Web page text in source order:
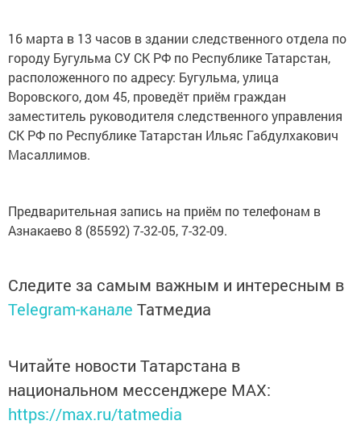
16 марта в 13 часов в здании следственного отдела по
городу Бугульма СУ СК РФ по Республике Татарстан,
расположенного по адресу: Бугульма, улица
Воровского, дом 45, проведёт приём граждан
заместитель руководителя следственного управления
СК РФ по Республике Татарстан Ильяс Габдулхакович
Масаллимов.
Предварительная запись на приём по телефонам в
Азнакаево 8 (85592) 7-32-05, 7-32-09.
Следите за самым важным и интересным в
Telegram-канале Татмедиа
Читайте новости Татарстана в
национальном мессенджере MАХ:
https://max.ru/tatmedia